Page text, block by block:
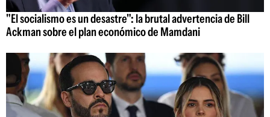
"El socialismo es un desastre": la brutal advertencia de Bill
Ackman sobre el plan económico de Mamdani